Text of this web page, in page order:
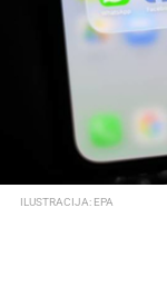
ILUSTRACIJA: EPA